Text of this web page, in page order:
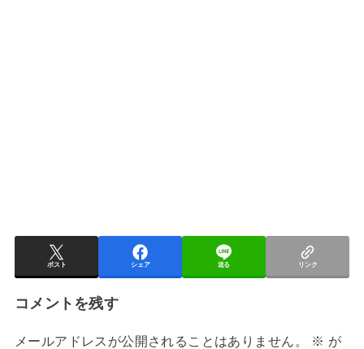
ポスト シェア 送る リンク
コメントを残す
メールアドレスが公開されることはありません。 ※ が